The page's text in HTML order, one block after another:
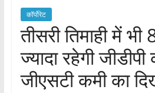
कॉर्पोरेट
तीसरी तिमाही में
ज्यादा रहेगी जीडीपी
जीएसटी कमी का